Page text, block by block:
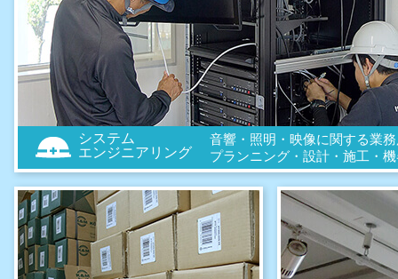
システム
エンジニアリング
音響・照明・映像に関する業
プランニング・設計・施工・